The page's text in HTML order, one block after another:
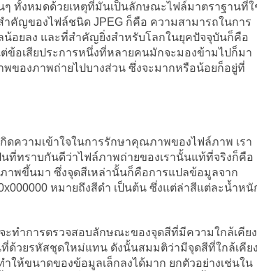
ๆ ทั้งหมดด้วยเหตุที่มันเป็นลักษณะไฟล์มาตราฐานที่
คัญของไฟล์ชนิด JPEG ก็คือ ความสามารถในการ
อยลง และที่สำคัญยิ่งสำหรับโลกในยุคปัจจุบันก็คือ
ต่ข้อเสียประการหนึ่งที่หลายคนมักจะมองข้ามไปก็มา
ของภาพถ่ายไปบางส่วน ซึ่งจะมากหรือน้อยก็อยู่ที่
ดความเข้าใจในการรักษาคุณภาพของไฟล์ภาพ เรา
นที่ทราบกันดีว่าไฟล์ภาพถ่ายของเรานั้นแท้ที่จริงก็คือ
ภาพขึ้นมา ซึ่งจุดสีเหล่านั้นก็คือการแปลข้อมูลจาก
หมายถึงสีดำ เป็นต้น ซึ่งแต่ล่าสีแต่ละน้ำหนั
ทำการตรวจสอบลักษณะของจุดสีที่มีความใกล้เคียง
ด้วยรหัสชุดใหม่แทน ดังนั้นสมมติว่ามีจุดสีที่ใกล้เคีย
ให้ขนาดของข้อมูลเล็กลงได้มาก ยกตัวอย่างเช่นใน